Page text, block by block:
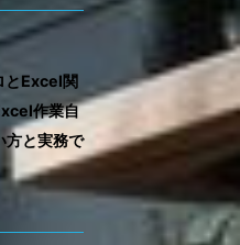
とExcel関
作業自
方と実務で